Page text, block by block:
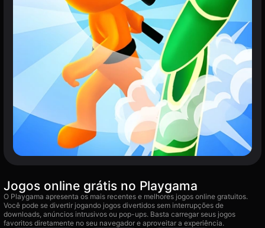
Jogos online grátis no Playgama
O Playgama apresenta os mais recentes e melhores jogos online gratuitos.
Você pode se divertir jogando jogos divertidos sem interrupções de
downloads, anúncios intrusivos ou pop-ups. Basta carregar seus jogos
favoritos diretamente no seu navegador e aproveitar a experiência.